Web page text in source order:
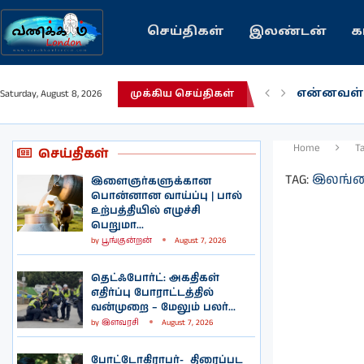
செய்திகள் இலண்டன்
Saturday, August 8, 2026 முக்கிய செய்திகள்
என்னவள்!
செய்திகள்
இளைஞர்களுக்கான
பொன்னான வாய்ப்பு | பால்
உற்பத்தியில் எழுச்சி
பெறுமா...
by பூங்குன்றன் August 7, 2026
தெட்ஃபோர்ட்: அகதிகள்
எதிர்ப்பு போராட்டத்தில்
வன்முறை – மேலும் பலர்...
by இளவரசி August 7, 2026
போட்டோகிராபர்- ‌ திரைப்பட
Home
TAG: